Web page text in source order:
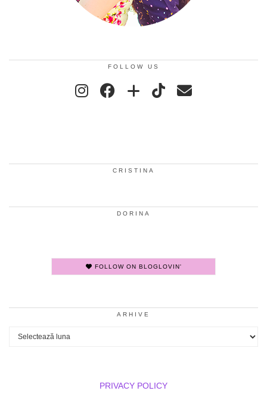
FOLLOW US
CRISTINA
DORINA
FOLLOW ON BLOGLOVIN'
ARHIVE
Arhive
PRIVACY POLICY